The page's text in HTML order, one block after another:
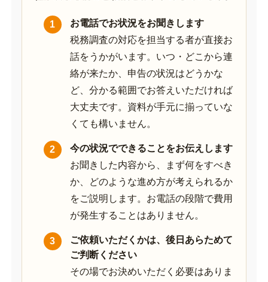
お電話でお状況をお聞きします
税務調査の対応を担当する者が直接お
話をうかがいます。いつ・どこから連
絡が来たか、申告の状況はどうかな
ど、分かる範囲でお答えいただければ
大丈夫です。資料が手元に揃っていな
くても構いません。
今の状況でできることをお伝えします
お聞きした内容から、まず何をすべき
か、どのような進め方が考えられるか
をご説明します。お電話の段階で費用
が発生することはありません。
ご依頼いただくかは、後日あらためて
ご判断ください
その場でお決めいただく必要はありま